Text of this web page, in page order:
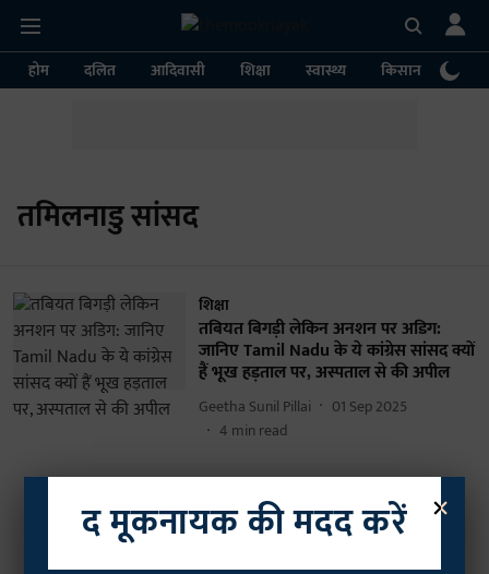
होम दलित आदिवासी शिक्षा स्वास्थ्य किसान
तमिलनाडु सांसद
शिक्षा
तबियत बिगड़ी लेकिन अनशन पर अडिग:
जानिए Tamil Nadu के ये कांग्रेस सांसद क्यों
हैं भूख हड़ताल पर, अस्पताल से की अपील
Geetha Sunil Pillai
01 Sep 2025
4 min read
×
द मूकनायक की मदद करें